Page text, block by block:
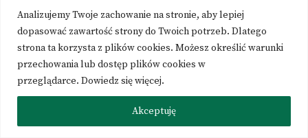
Analizujemy Twoje zachowanie na stronie, aby lepiej
dopasować zawartość strony do Twoich potrzeb. Dlatego
strona ta korzysta z plików cookies. Możesz określić warunki
przechowania lub dostęp plików cookies w
przeglądarce. Dowiedz się więcej.
Akceptuję